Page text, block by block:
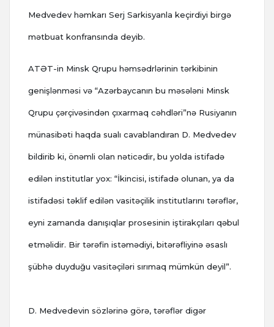
Medvedev həmkarı Serj Sarkisyanla keçirdiyi birgə
mətbuat konfransında deyib.
ATƏT-in Minsk Qrupu həmsədrlərinin tərkibinin
genişlənməsi və “Azərbaycanın bu məsələni Minsk
Qrupu çərçivəsindən çıxarmaq cəhdləri”nə Rusiyanın
münasibəti haqda sualı cavablandıran D. Medvedev
bildirib ki, önəmli olan nəticədir, bu yolda istifadə
edilən institutlar yox: “İkincisi, istifadə olunan, ya da
istifadəsi təklif edilən vasitəçilik institutlarını tərəflər,
eyni zamanda danışıqlar prosesinin iştirakçıları qəbul
etməlidir. Bir tərəfin istəmədiyi, bitərəfliyinə əsaslı
şübhə duyduğu vasitəçiləri sırımaq mümkün deyil”.
D. Medvedevin sözlərinə görə, tərəflər digər